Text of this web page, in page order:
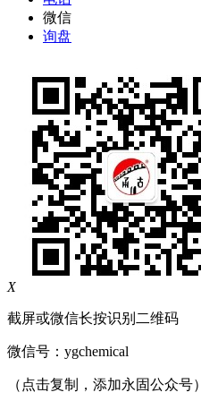
微信
询盘
X
截屏或微信长按识别二维码
微信号： ygchemical
（点击复制，添加永固公众号）